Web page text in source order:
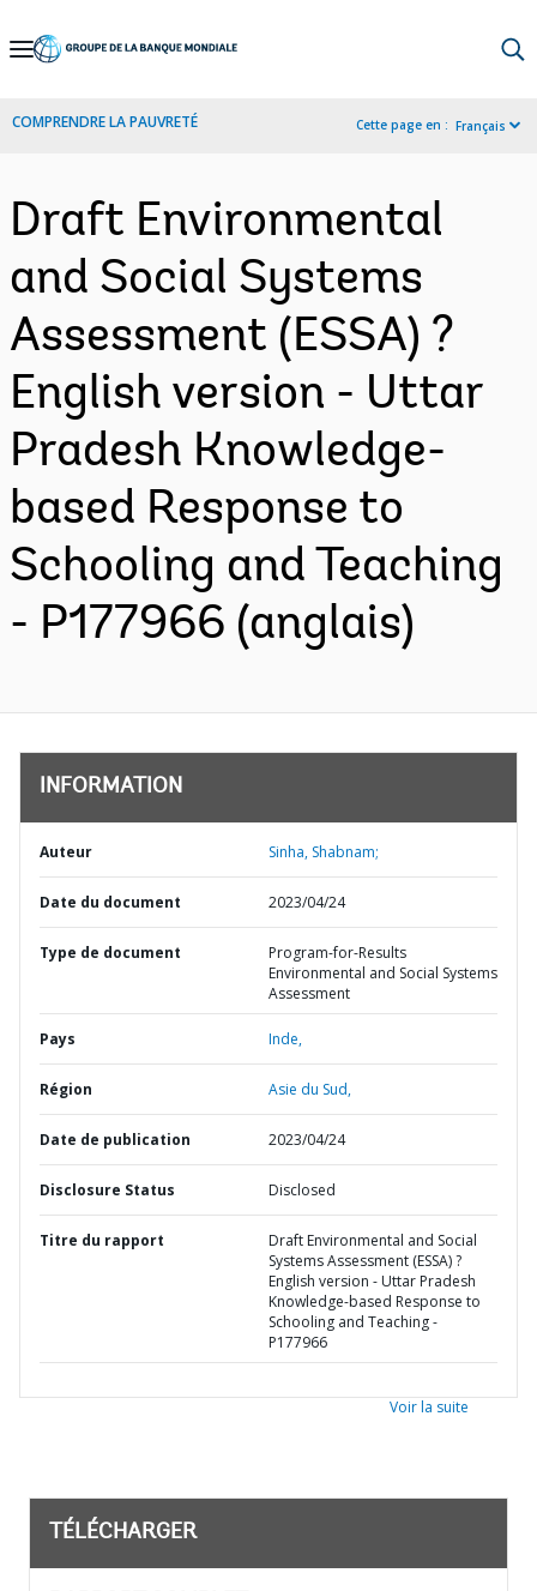
Skip
Navigation
COMPRENDRE LA PAUVRETÉ Cette page en : Français
Draft Environmental
and Social Systems
Assessment (ESSA) ?
English version - Uttar
Pradesh Knowledge-
based Response to
Schooling and Teaching
- P177966 (anglais)
INFORMATION
Auteur Sinha, Shabnam;
Date du document 2023/04/24
Type de document
Program-for-Results
Environmental and Social Systems
Assessment
Pays Inde,
Région Asie du Sud,
Date de publication 2023/04/24
Disclosure Status Disclosed
Titre du rapport
Draft Environmental and Social
Systems Assessment (ESSA) ?
English version - Uttar Pradesh
Knowledge-based Response to
Schooling and Teaching -
P177966
Voir la suite
TÉLÉCHARGER